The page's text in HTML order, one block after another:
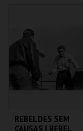
MAIS INFO
COMPRAR
REBELDES SEM
CAUSAS | REBEL